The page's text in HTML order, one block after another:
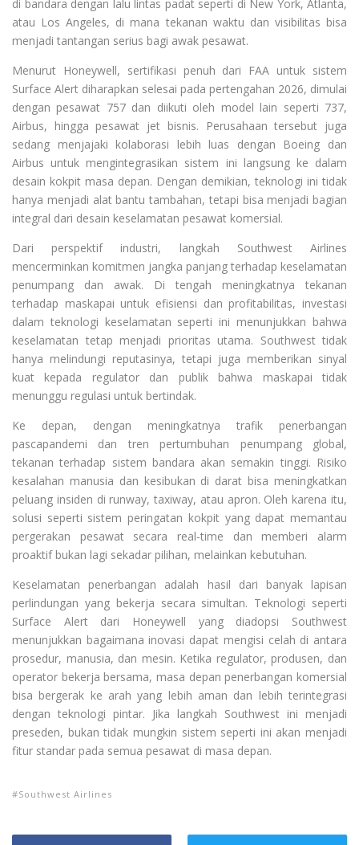
di bandara dengan lalu lintas padat seperti di New York, Atlanta,
atau Los Angeles, di mana tekanan waktu dan visibilitas bisa
menjadi tantangan serius bagi awak pesawat.
Menurut Honeywell, sertifikasi penuh dari FAA untuk sistem
Surface Alert diharapkan selesai pada pertengahan 2026, dimulai
dengan pesawat 757 dan diikuti oleh model lain seperti 737,
Airbus, hingga pesawat jet bisnis. Perusahaan tersebut juga
sedang menjajaki kolaborasi lebih luas dengan Boeing dan
Airbus untuk mengintegrasikan sistem ini langsung ke dalam
desain kokpit masa depan. Dengan demikian, teknologi ini tidak
hanya menjadi alat bantu tambahan, tetapi bisa menjadi bagian
integral dari desain keselamatan pesawat komersial.
Dari perspektif industri, langkah Southwest Airlines
mencerminkan komitmen jangka panjang terhadap keselamatan
penumpang dan awak. Di tengah meningkatnya tekanan
terhadap maskapai untuk efisiensi dan profitabilitas, investasi
dalam teknologi keselamatan seperti ini menunjukkan bahwa
keselamatan tetap menjadi prioritas utama. Southwest tidak
hanya melindungi reputasinya, tetapi juga memberikan sinyal
kuat kepada regulator dan publik bahwa maskapai tidak
menunggu regulasi untuk bertindak.
Ke depan, dengan meningkatnya trafik penerbangan
pascapandemi dan tren pertumbuhan penumpang global,
tekanan terhadap sistem bandara akan semakin tinggi. Risiko
kesalahan manusia dan kesibukan di darat bisa meningkatkan
peluang insiden di runway, taxiway, atau apron. Oleh karena itu,
solusi seperti sistem peringatan kokpit yang dapat memantau
pergerakan pesawat secara real-time dan memberi alarm
proaktif bukan lagi sekadar pilihan, melainkan kebutuhan.
Keselamatan penerbangan adalah hasil dari banyak lapisan
perlindungan yang bekerja secara simultan. Teknologi seperti
Surface Alert dari Honeywell yang diadopsi Southwest
menunjukkan bagaimana inovasi dapat mengisi celah di antara
prosedur, manusia, dan mesin. Ketika regulator, produsen, dan
operator bekerja bersama, masa depan penerbangan komersial
bisa bergerak ke arah yang lebih aman dan lebih terintegrasi
dengan teknologi pintar. Jika langkah Southwest ini menjadi
preseden, bukan tidak mungkin sistem seperti ini akan menjadi
fitur standar pada semua pesawat di masa depan.
Southwest Airlines